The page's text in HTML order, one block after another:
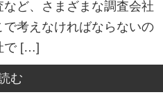
ど、さまざまな調査会社
考えなければならないの
で […]
む